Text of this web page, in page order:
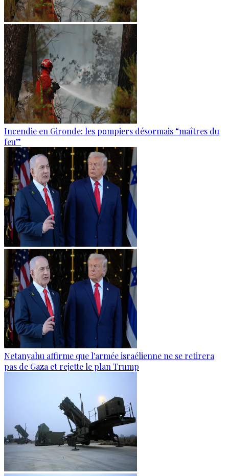
Incendie en Gironde: les pompiers désormais “maîtres du
feu”
Netanyahu affirme que l'armée israélienne ne se retirera
pas de Gaza et rejette le plan Trump